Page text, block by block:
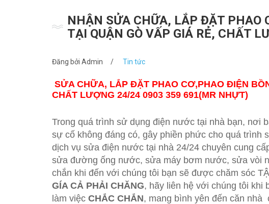
NHẬN SỬA CHỮA, LẮP ĐẶT PHAO
TẠI QUẬN GÒ VẤP GIÁ RẺ, CHẤT
Đăng bởi Admin / Tin tức
SỬA CHỮA, LẮP ĐẶT PHAO CƠ,PHAO ĐIỆN
CHẤT LƯỢNG 24/24 0903 359 691(MR NHỰT)
Trong quá trình sử dụng điện nước tại nhà bạn, nơi
sự cố không đáng có, gây phiền phức cho quá trình
dịch vụ sửa điện nước tại nhà 24/24 chuyên cung
sửa đường ống nước, sửa máy bơm nước, sửa vòi
chắn khi đến với chúng tôi bạn sẽ được chăm sóc
GÍA CẢ PHẢI CHĂNG, hãy liên hệ với chúng tôi khi
làm việc CHẮC CHẮN, mang bình yên đến căn nhà